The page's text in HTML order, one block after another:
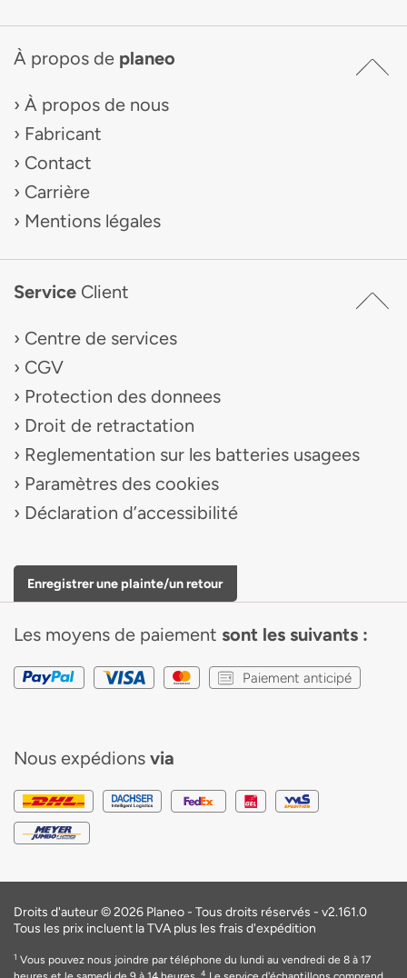
À propos de planeo
À propos de nous
Fabricant
Contact
Carrière
Mentions légales
Service Client
Centre de services
CGV
Protection des donnees
Droit de retractation
Reglementation sur les batteries usagees
Paramètres des cookies
Déclaration d’accessibilité
Enregistrer une plainte/un retour
Les moyens de paiement sont les suivants :
Paiement anticipé
Nous expédions via
Droits d'auteur © 2026 Planeo - Tous droits réservés - v2.161.0
Tous les prix incluent la TVA plus les frais d'expédition
1 Vous pouvez nous joindre par téléphone du lundi au vendredi de 8 à 17
4